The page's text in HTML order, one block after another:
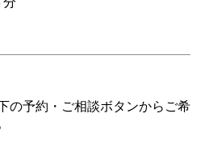
の予約・ご相談ボタンからご希